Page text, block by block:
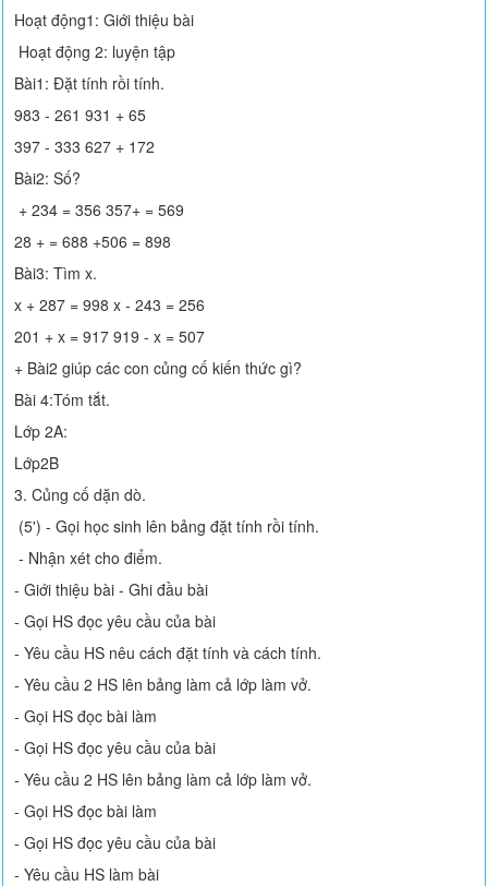
Hoạt động1: Giới thiệu bài
Hoạt động 2: luyện tập
Bài1: Đặt tính rồi tính.
983 - 261 931 + 65
397 - 333 627 + 172
Bài2: Số?
+ 234 = 356 357+ = 569
28 + = 688 +506 = 898
Bài3: Tìm x.
x + 287 = 998 x - 243 = 256
201 + x = 917 919 - x = 507
+ Bài2 giúp các con củng cố kiến thức gì?
Bài 4:Tóm tắt.
Lớp 2A:
Lớp2B
3. Củng cố dặn dò.
(5') - Gọi học sinh lên bảng đặt tính rồi tính.
- Nhận xét cho điểm.
- Giới thiệu bài - Ghi đầu bài
- Gọi HS đọc yêu cầu của bài
- Yêu cầu HS nêu cách đặt tính và cách tính.
- Yêu cầu 2 HS lên bảng làm cả lớp làm vở.
- Gọi HS đọc bài làm
- Gọi HS đọc yêu cầu của bài
- Yêu cầu 2 HS lên bảng làm cả lớp làm vở.
- Gọi HS đọc bài làm
- Gọi HS đọc yêu cầu của bài
- Yêu cầu HS làm bài